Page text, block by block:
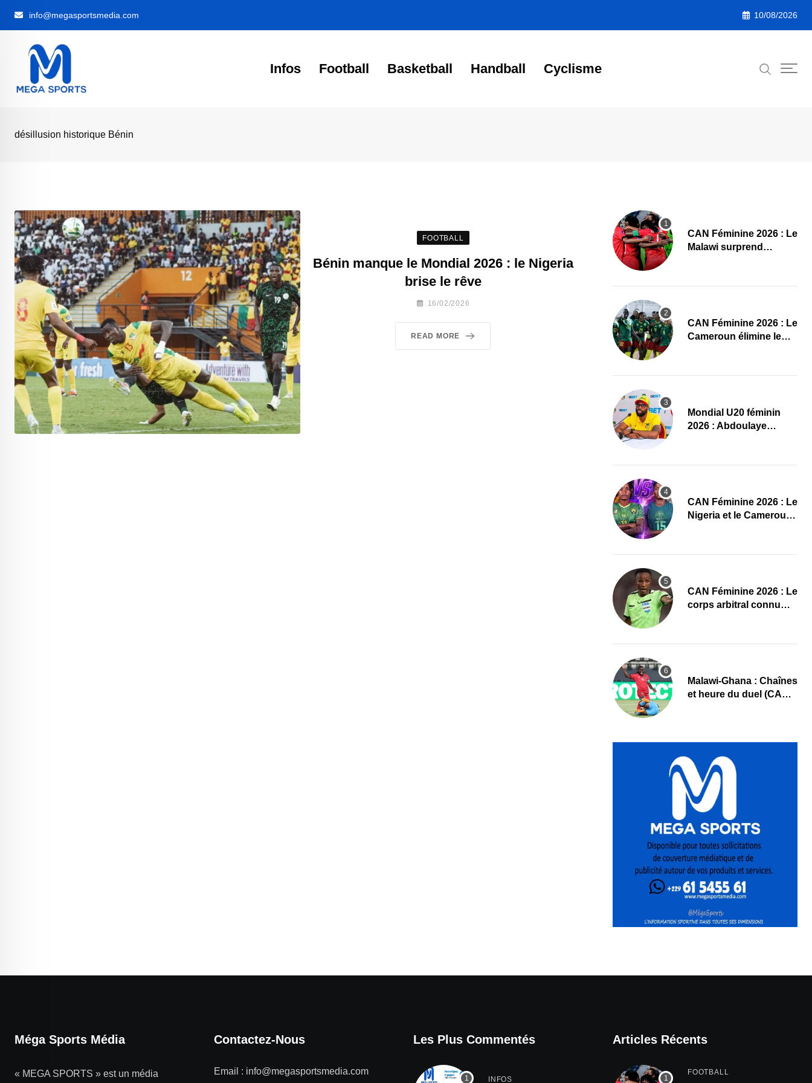
info@megasportsmedia.com 10/08/2026
Infos Football Basketball Handball Cyclisme
désillusion historique Bénin
FOOTBALL
Bénin manque le Mondial 2026 : le Nigeria
brise le rêve​
16/02/2026
READ MORE
CAN Féminine 2026 : Le
Malawi surprend
Scorchers !
CAN Féminine 2026 : Le
Cameroun élimine le
Mondial
Mondial U20 féminin
2026 : Abdoulaye
Amazones
‎CAN Féminine 2026 : Le
Nigeria et le Cameroun
‎CAN Féminine 2026 : Le
corps arbitral connu
Malawi-Ghana : Chaînes
et heure du duel (CAN
Méga Sports Média
« MEGA SPORTS » est un média
Contactez-Nous
Email : info@megasportsmedia.com
Les Plus Commentés
INFOS
Articles Récents
FOOTBALL